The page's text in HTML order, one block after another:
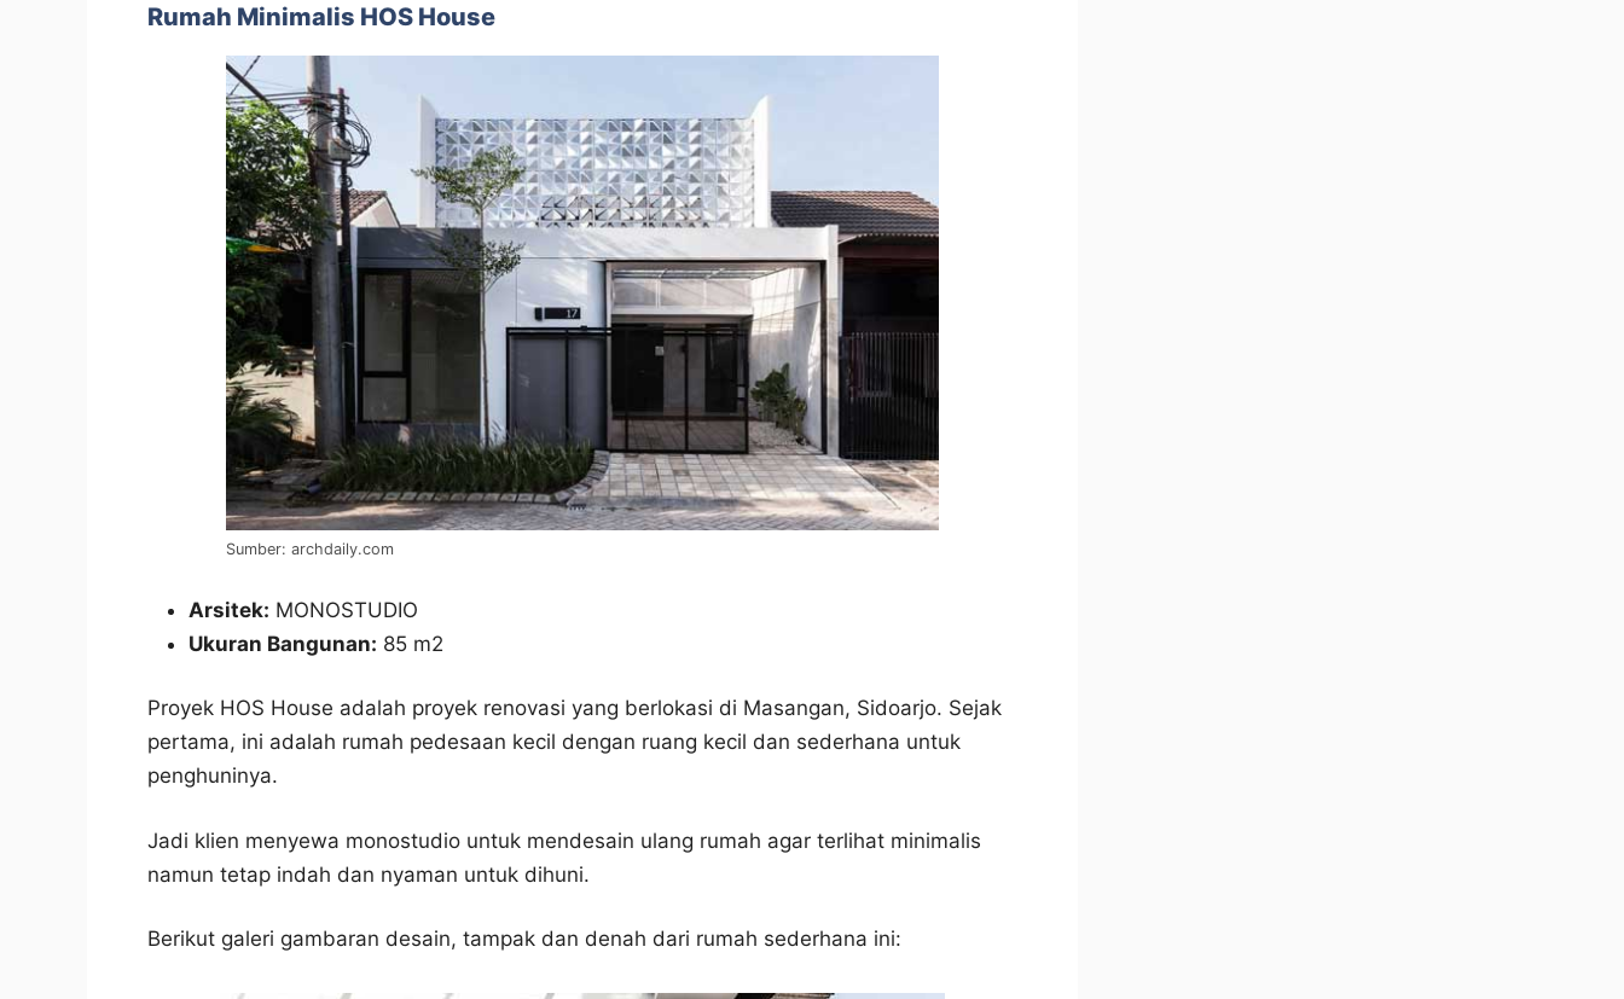
Rumah Minimalis HOS House
Sumber: archdaily.com
Arsitek: MONOSTUDIO
Ukuran Bangunan: 85 m2
Proyek HOS House adalah proyek renovasi yang berlokasi di Masangan, Sidoarjo. Sejak
pertama, ini adalah rumah pedesaan kecil dengan ruang kecil dan sederhana untuk
penghuninya.
Jadi klien menyewa monostudio untuk mendesain ulang rumah agar terlihat minimalis
namun tetap indah dan nyaman untuk dihuni.
Berikut galeri gambaran desain, tampak dan denah dari rumah sederhana ini: